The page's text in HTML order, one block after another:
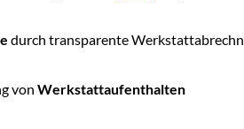
durch transparente
von Werkstattaufenthalten